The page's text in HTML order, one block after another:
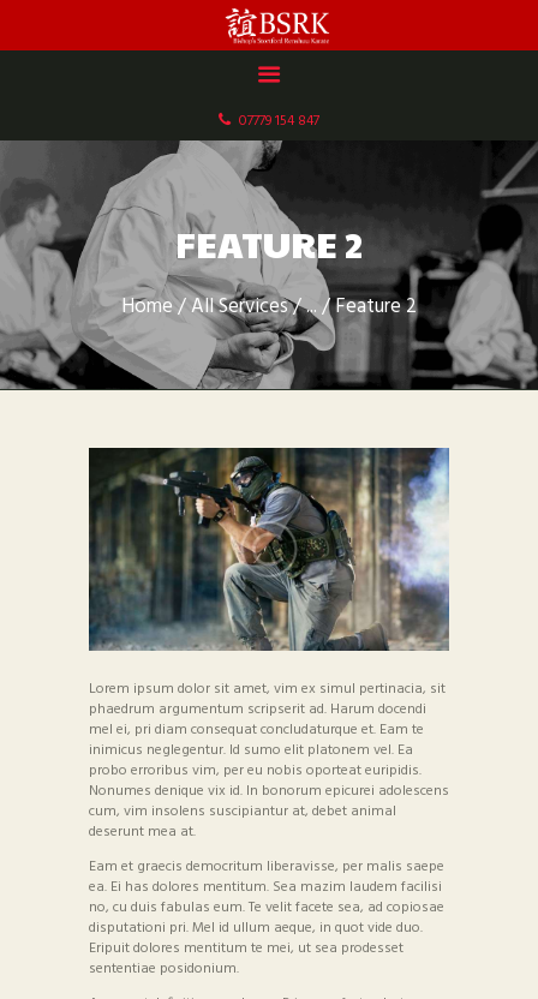
07779 154 847
FEATURE 2
Home All Services ... Feature 2
HOME
DOCUMENTS
GALLERY
SCHEDULE & FEES
CONTACT
Lorem ipsum dolor sit amet, vim ex simul pertinacia, sit
phaedrum argumentum scripserit ad. Harum docendi
mel ei, pri diam consequat concludaturque et. Eam te
inimicus neglegentur. Id sumo elit platonem vel. Ea
probo erroribus vim, per eu nobis oporteat euripidis.
Nonumes denique vix id. In bonorum epicurei adolescens
cum, vim insolens suscipiantur at, debet animal
deserunt mea at.
Eam et graecis democritum liberavisse, per malis saepe
ea. Ei has dolores mentitum. Sea mazim laudem facilisi
no, cu duis fabulas eum. Te velit facete sea, ad copiosae
disputationi pri. Mel id ullum aeque, in quot vide duo.
Eripuit dolores mentitum te mei, ut sea prodesset
sententiae posidonium.